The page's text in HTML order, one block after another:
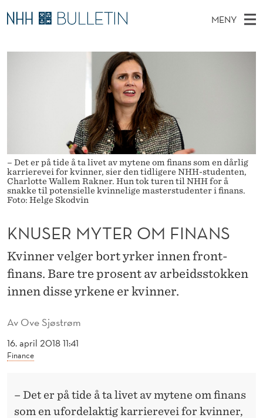
K
N
U
Y
T
E
R
O
M
F
N
A
MENY
O
N
Y
Ø
PhD Candidates and new researchers
Expert Committees
About Bulletin
– Det er på tide å ta livet av mytene om finans som en dårlig
karrierevei for kvinner, sier den tidligere NHH-studenten,
Charlotte Wallem Rakner. Hun tok turen til NHH for å
snakke til potensielle kvinnelige masterstudenter i finans.
Foto: Helge Skodvin
Av Ove Sjøstrøm
16. april 2018 11:41
Finance
KNUSER MYTER OM FINANS
Kvinner velger bort yrker innen front-
finans. Bare tre prosent av arbeidsstokken
innen disse yrkene er kvinner.
– Det er på tide å ta livet av mytene om finans
som en ufordelaktig karrierevei for kvinner,